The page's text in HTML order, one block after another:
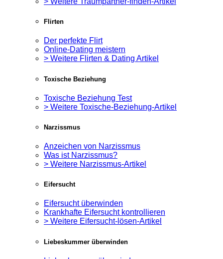
Flirten
Der perfekte Flirt
Online-Dating meistern
> Weitere Flirten & Dating Artikel
Toxische Beziehung
Toxische Beziehung Test
> Weitere Toxische-Beziehung-Artikel
Narzissmus
Anzeichen von Narzissmus
Was ist Narzissmus?
> Weitere Narzissmus-Artikel
Eifersucht
Eifersucht überwinden
Krankhafte Eifersucht kontrollieren
> Weitere Eifersucht-lösen-Artikel
Liebeskummer überwinden